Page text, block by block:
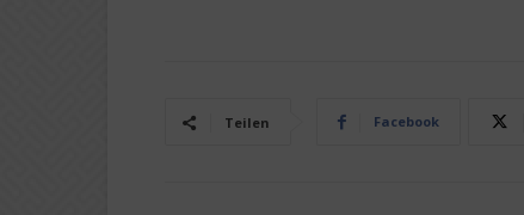
Teilen Facebook